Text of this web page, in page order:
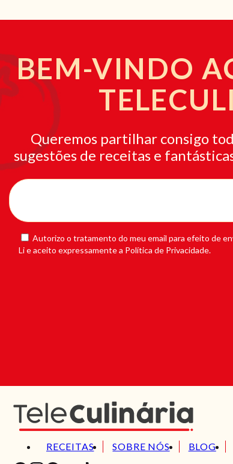
BEM-VINDO
Queremos partilhar consigo
sugestões de receitas e
Autorizo o tratamento do meu email para efeito de
Li e aceito expressamente a Política de Privacidade.
RECEITAS SOBRE NÓS BLOG